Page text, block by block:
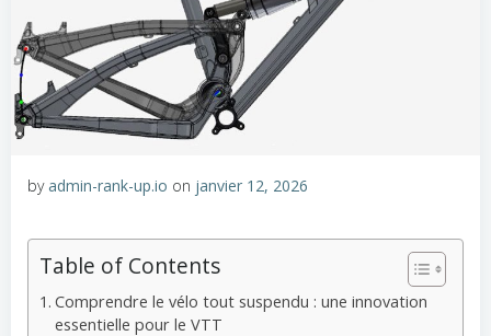
byadmin-rank-up.io on janvier 12, 2026
Table of Contents
Comprendre le vélo tout suspendu : une innovation
essentielle pour le VTT